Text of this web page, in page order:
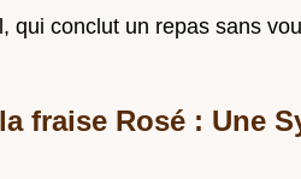
qui conclut un repas sans
fraise Rosé : Une